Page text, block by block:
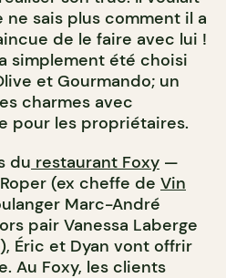
sais plus comment il a
de le faire avec lui !
simplement été choisi
et Gourmando; un
charmes avec
pour les propriétaires.
du restaurant Foxy —
(ex cheffe de Vin
Marc-André
pair Vanessa Laberge
), Éric et Dyan vont offrir
Au Foxy, les clients